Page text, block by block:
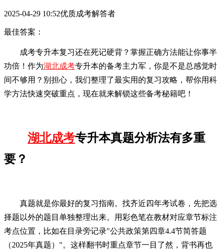
2025-04-29 10:52优质成考解答者
最佳答案：
成考专升本复习还在死记硬背？掌握正确方法能让你事半
功倍！作为湖北成考专升本的备考主力军，你是不是总感觉时
间不够用？别担心，我们整理了最实用的复习攻略，帮你用科
学方法快速突破重点，现在就来解锁这些备考秘籍吧！
湖北成考专升本真题分析法有多重
要？
真题就是你最好的复习指南。找齐近四年考试卷，先把选
择题以外的题目单独整理出来。用彩色笔在教材对应章节标注
考点位置，比如在目录旁记录"公共政策第四章4.4节简答题
（2025年真题）"。这样翻书时重点章节一目了然，背书再也